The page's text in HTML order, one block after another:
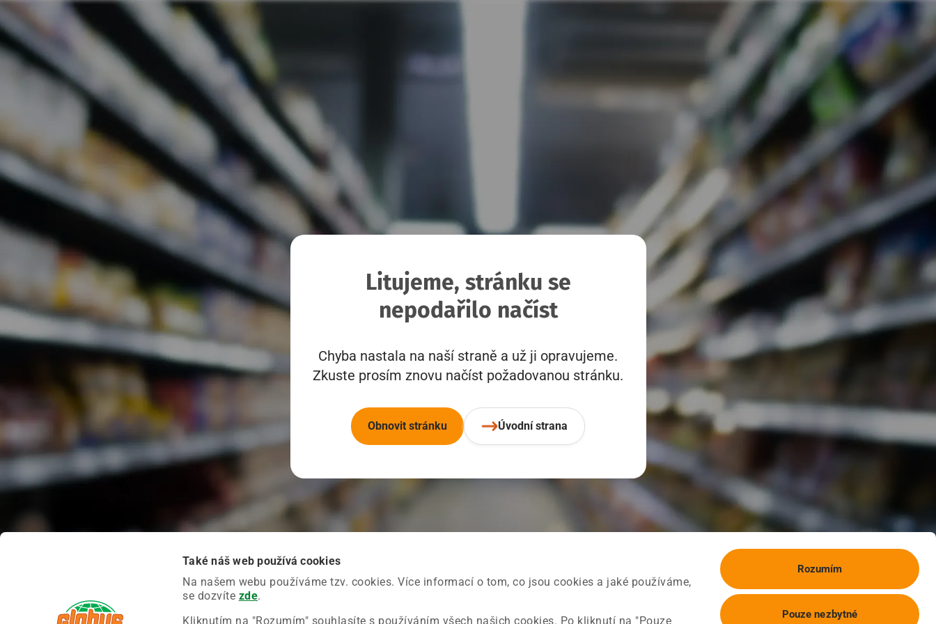
Také náš web používá cookies
Na našem webu používáme tzv. cookies. Více informací o tom, co jsou cookies a jaké používáme,
se dozvíte zde.
Kliknutím na "Rozumím" souhlasíte s používáním všech našich cookies. Po kliknutí na "Pouze
Rozumím
Pouze nezbytné
Litujeme, stránku se
nepodařilo načíst
Chyba nastala na naší straně a už ji opravujeme.
Zkuste prosím znovu načíst požadovanou stránku.
Obnovit stránku Úvodní strana